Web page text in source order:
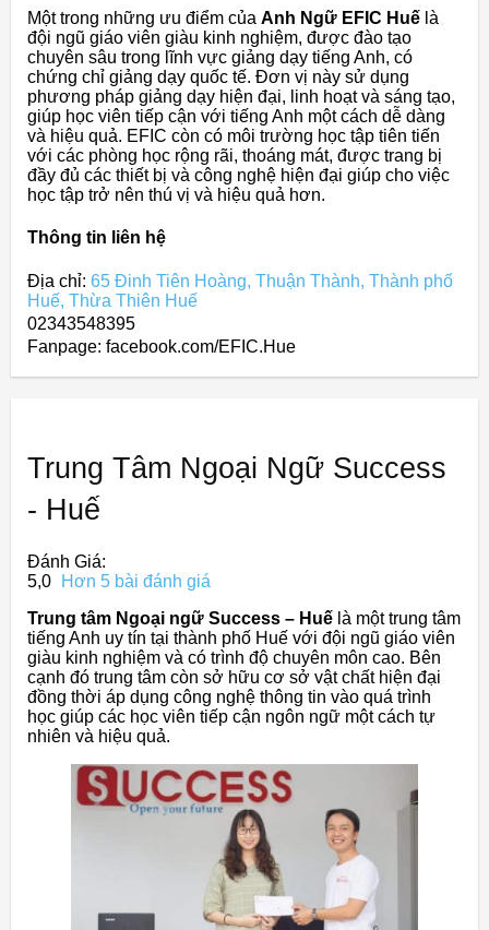
Một trong những ưu điểm của Anh Ngữ EFIC Huế là
đội ngũ giáo viên giàu kinh nghiệm, được đào tạo
chuyên sâu trong lĩnh vực giảng dạy tiếng Anh, có
chứng chỉ giảng dạy quốc tế. Đơn vị này sử dụng
phương pháp giảng dạy hiện đại, linh hoạt và sáng tạo,
giúp học viên tiếp cận với tiếng Anh một cách dễ dàng
và hiệu quả. EFIC còn có môi trường học tập tiên tiến
với các phòng học rộng rãi, thoáng mát, được trang bị
đầy đủ các thiết bị và công nghệ hiện đại giúp cho việc
học tập trở nên thú vị và hiệu quả hơn.
Thông tin liên hệ
Địa chỉ: 65 Đinh Tiên Hoàng, Thuận Thành, Thành phố
Huế, Thừa Thiên Huế
02343548395
Fanpage: facebook.com/EFIC.Hue
Trung Tâm Ngoại Ngữ Success
- Huế
Đánh Giá:
5,0
Hơn 5 bài đánh giá
Trung tâm Ngoại ngữ Success – Huế là một trung tâm
tiếng Anh uy tín tại thành phố Huế với đội ngũ giáo viên
giàu kinh nghiệm và có trình độ chuyên môn cao. Bên
cạnh đó trung tâm còn sở hữu cơ sở vật chất hiện đại
đồng thời áp dụng công nghệ thông tin vào quá trình
học giúp các học viên tiếp cận ngôn ngữ một cách tự
nhiên và hiệu quả.